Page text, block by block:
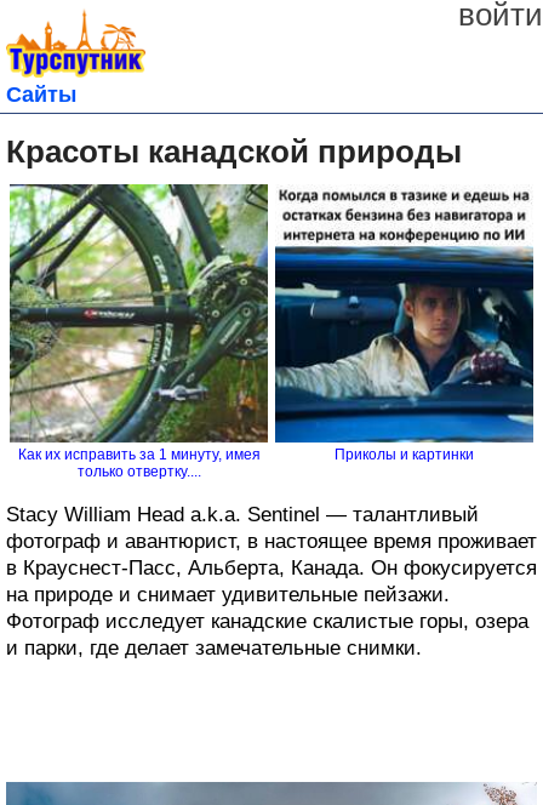
войти
Сайты
Красоты канадской природы
Как их исправить за 1 минуту, имея
только отвертку....
Приколы и картинки
Stacy William Head a.k.a. Sentinel — талантливый
фотограф и авантюрист, в настоящее время проживает
в Крауснест-Пасс, Альберта, Канада. Он фокусируется
на природе и снимает удивительные пейзажи.
Фотограф исследует канадские скалистые горы, озера
и парки, где делает замечательные снимки.